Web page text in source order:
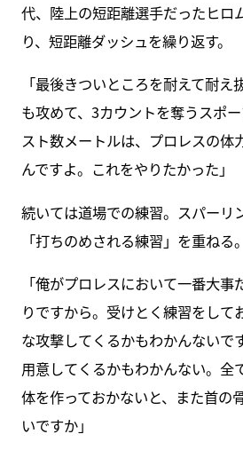
代、陸上の短距離選手だったヒロ
り、短距離ダッシュを繰り返す。
「最後きついところを耐えて耐え
も攻めて、3カウントを奪うスポ
スト数メートルは、プロレスの体
んですよ。これをやりたかった」
続いては道場での練習。スパーリ
「打ちのめされる練習」を重ねる。
「俺がプロレスにおいて一番大
りですから。受けとく練習をして
な攻撃してくるかもわかんないで
用意してくるかもわかんない。全
体を作っておかないと、また首の
いですか」